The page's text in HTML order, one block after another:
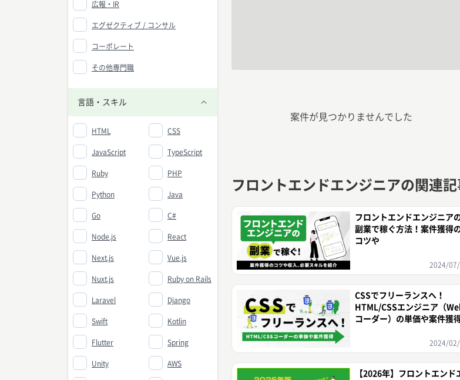
案件が見つかりませんでした
フロントエンドエンジニアの関連記
フロントエンドエンジニア
副業で稼ぐ方法！案件獲得
コツや
2024/07/
CSSでフリーランスへ！
HTML/CSSエンジニア（
コーダー）の単価や案件獲
2024/
【2026年】フロントエンド
広報・IR
エグゼクティブ / コンサル
コーポレート
その他専門職
言語・スキル
HTML CSS
JavaScript TypeScript
Ruby PHP
Python Java
Go C#
Node.js React
Next.js Vue.js
Nuxt.js Ruby on Rails
Laravel Django
Swift Kotlin
Flutter Spring
Unity AWS